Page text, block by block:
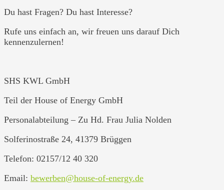
Du hast Fragen? Du hast Interesse?
Rufe uns einfach an, wir freuen uns darauf Dich
kennenzulernen!
SHS KWL GmbH
Teil der House of Energy GmbH
Personalabteilung – Zu Hd. Frau Julia Nolden
Solferinostraße 24, 41379 Brüggen
Telefon: 02157/12 40 320
Email: bewerben@house-of-energy.de